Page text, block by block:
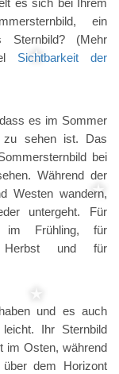
es sich bei Ihrem
ein
Sternbild? (Mehr
Sichtbarkeit der
es im Sommer
zu sehen ist. Das
bei
Während der
Westen wandern,
untergeht. Für
im Frühling, für
Herbst und für
und es auch
Ihr Sternbild
im Osten, während
dem Horizont